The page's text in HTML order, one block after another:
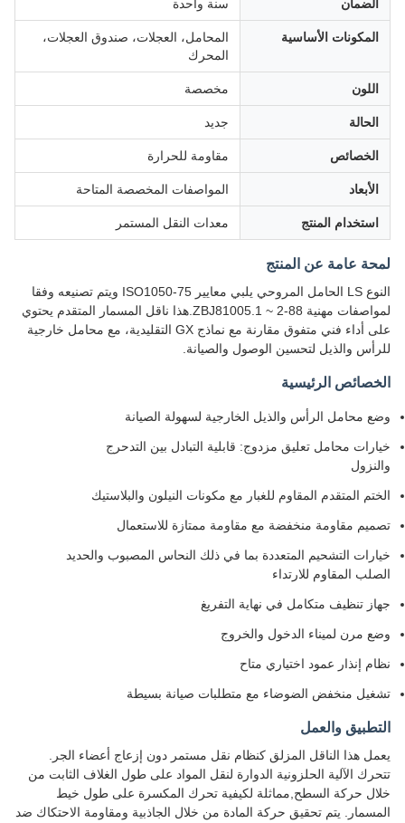
الضمان سنة واحدة
المكونات الأساسية
المحامل، العجلات، صندوق العجلات،
المحرك
اللون مخصصة
الحالة جديد
الخصائص مقاومة للحرارة
الأبعاد المواصفات المخصصة المتاحة
استخدام المنتج معدات النقل المستمر
لمحة عامة عن المنتج
النوع LS الحامل المروحي يلبي معايير ISO1050-75 ويتم تصنيعه وفقا
لمواصفات مهنية ZBJ81005.1 ~ 2-88.هذا ناقل المسمار المتقدم يحتوي
على أداء فني متفوق مقارنة مع نماذج GX التقليدية، مع محامل خارجية
للرأس والذيل لتحسين الوصول والصيانة.
الخصائص الرئيسية
وضع محامل الرأس والذيل الخارجية لسهولة الصيانة
خيارات محامل تعليق مزدوج: قابلية التبادل بين التدحرج
والنزول
الختم المتقدم المقاوم للغبار مع مكونات النيلون والبلاستيك
تصميم مقاومة منخفضة مع مقاومة ممتازة للاستعمال
خيارات التشحيم المتعددة بما في ذلك النحاس المصبوب والحديد
الصلب المقاوم للارتداء
جهاز تنظيف متكامل في نهاية التفريغ
وضع مرن لميناء الدخول والخروج
نظام إنذار عمود اختياري متاح
تشغيل منخفض الضوضاء مع متطلبات صيانة بسيطة
التطبيق والعمل
يعمل هذا الناقل المزلق كنظام نقل مستمر دون إزعاج أعضاء الجر.
تتحرك الآلية الحلزونية الدوارة لنقل المواد على طول الغلاف الثابت من
خلال حركة السطح,مماثلة لكيفية تحرك المكسرة على طول خيط
المسمار. يتم تحقيق حركة المادة من خلال الجاذبية ومقاومة الاحتكاك ضد